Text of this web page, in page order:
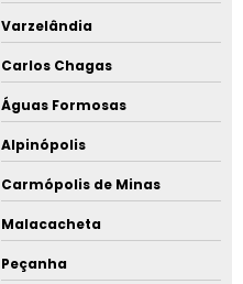
Varzelândia
Carlos Chagas
Águas Formosas
Alpinópolis
Carmópolis de Minas
Malacacheta
Peçanha